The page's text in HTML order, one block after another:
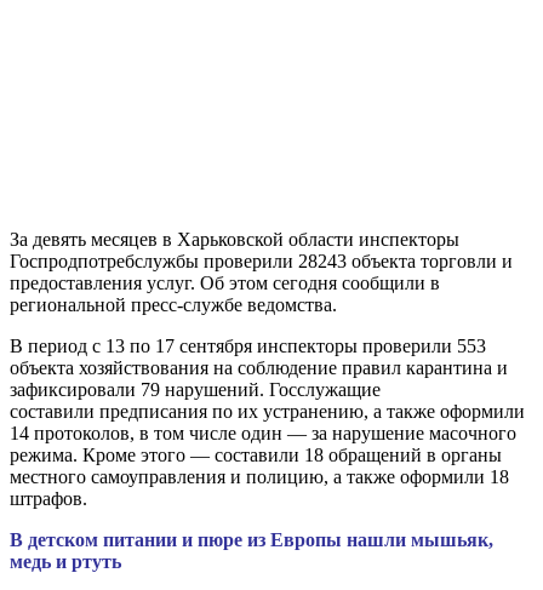
За девять месяцев в Харьковской области инспекторы
Госпродпотребслужбы проверили 28243 объекта торговли и
предоставления услуг. Об этом сегодня сообщили в
региональной пресс-службе ведомства.
В период с 13 по 17 сентября инспекторы проверили 553
объекта хозяйствования на соблюдение правил карантина и
зафиксировали 79 нарушений. Госслужащие
составили предписания по их устранению, а также оформили
14 протоколов, в том числе один — за нарушение масочного
режима. Кроме этого — составили 18 обращений в органы
местного самоуправления и полицию, а также оформили 18
штрафов.
В детском питании и пюре из Европы нашли мышьяк,
медь и ртуть